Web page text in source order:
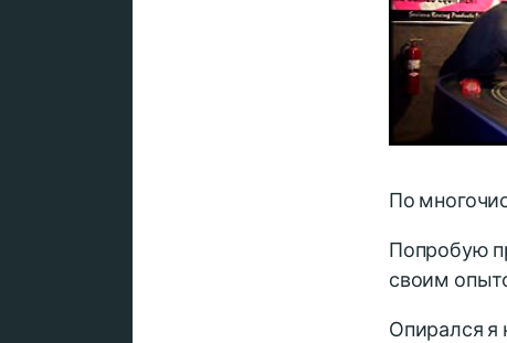
По
Попробую
своим
Опирался я